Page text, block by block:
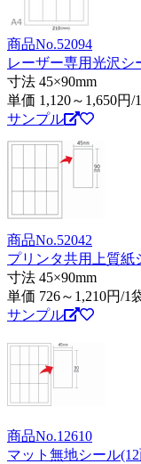
商品No.52094
レーザー専用光沢シ
寸法 45×90mm
単価 1,120～1,650円/
サンプル
商品No.52042
プリンタ共用上質紙
寸法 45×90mm
単価 726～1,210円/1
サンプル
商品No.12610
マット無地シール